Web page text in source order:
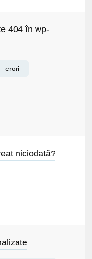
404 în wp-
erori
niciodată?